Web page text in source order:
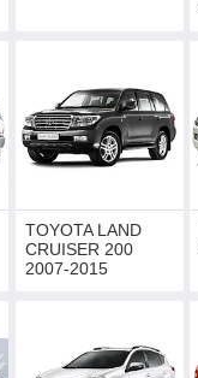
TOYOTA LAND
CRUISER 200
2007-2015